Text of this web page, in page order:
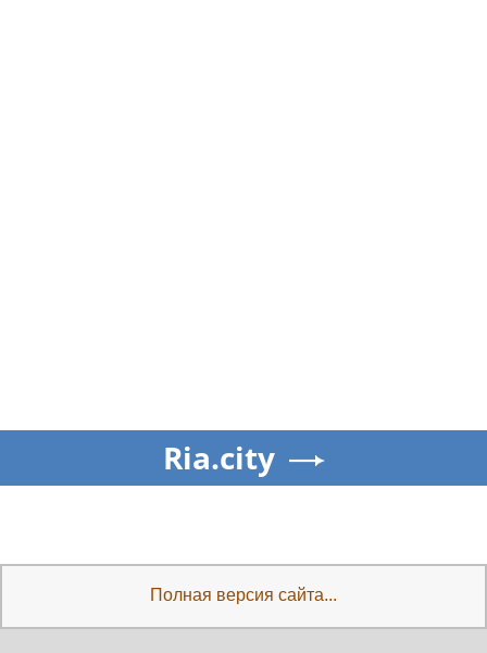
Ria.city
Полная версия сайта...